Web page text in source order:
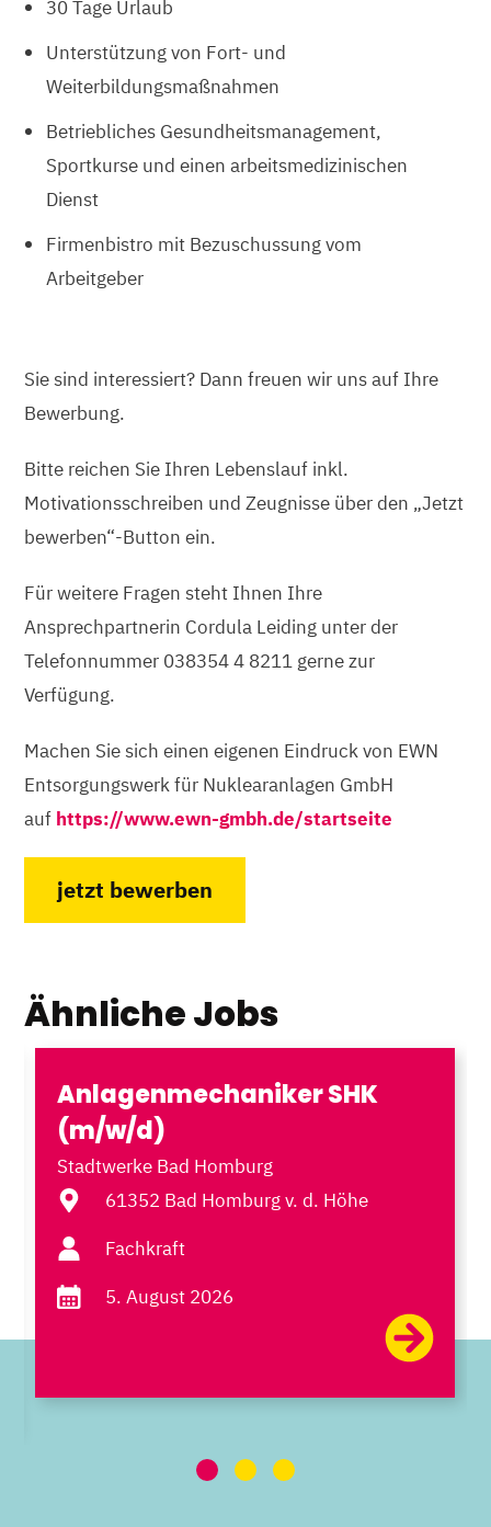
30 Tage Urlaub
Unterstützung von Fort- und
Weiterbildungsmaßnahmen
Betriebliches Gesundheitsmanagement,
Sportkurse und einen arbeitsmedizinischen
Dienst
Firmenbistro mit Bezuschussung vom
Arbeitgeber
Sie sind interessiert? Dann freuen wir uns auf Ihre
Bewerbung.
Bitte reichen Sie Ihren Lebenslauf inkl.
Motivationsschreiben und Zeugnisse über den „Jetzt
bewerben“-Button ein.
Für weitere Fragen steht Ihnen Ihre
Ansprechpartnerin Cordula Leiding unter der
Telefonnummer 038354 4 8211 gerne zur
Verfügung.
Machen Sie sich einen eigenen Eindruck von EWN
Entsorgungswerk für Nuklearanlagen GmbH
auf https://www.ewn-gmbh.de/startseite
jetzt bewerben
Ähnliche Jobs
Anlagenmechaniker SHK
(m/w/d)
Stadtwerke Bad Homburg
61352 Bad Homburg v. d. Höhe
Fachkraft
5. August 2026